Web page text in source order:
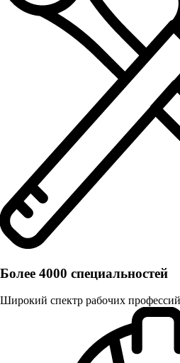
Более 4000 специальностей
Широкий спектр рабочих